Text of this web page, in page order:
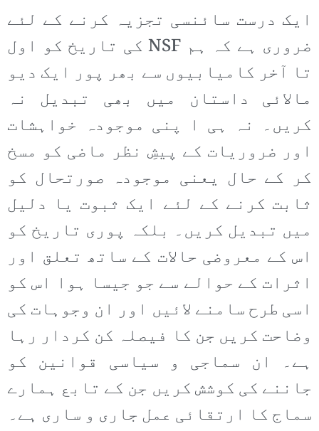
ایک درست سائنسی تجزیہ کرنے کے لئے
ضروری ہے کہ ہم NSF کی تاریخ کو اول
تا آخر کامیابیوں سے بھر پور ایک دیو
مالائی داستان میں بھی تبدیل نہ
کریں۔ نہ ہی ا پنی موجودہ خواہشات
اور ضروریات کے پیشِ نظر ماضی کو مسخ
کر کے حال یعنی موجودہ صورتحال کو
ثابت کرنے کے لئے ایک ثبوت یا دلیل
میں تبدیل کریں۔ بلکہ پوری تاریخ کو
اس کے معروضی حالات کے ساتھ تعلق اور
اثرات کے حوالے سے جو جیسا ہوا اس کو
اسی طرح سامنے لائیں اور ان وجوہات کی
وضاحت کریں جن کا فیصلہ کن کردار رہا
ہے۔ ان سماجی و سیاسی قوانین کو
جاننے کی کوشش کریں جن کے تابع ہمارے
سماج کا ارتقائی عمل جاری و ساری ہے۔